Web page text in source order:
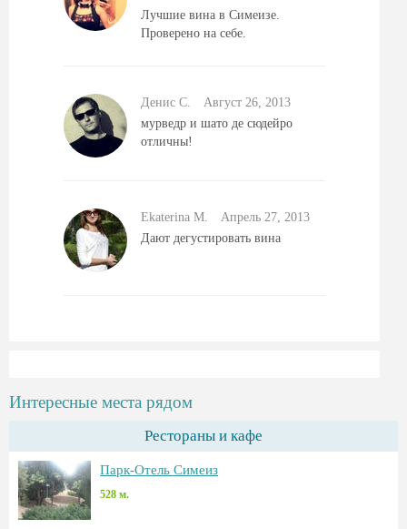
Лучшие вина в Симеизе.
Проверено на себе.
Денис С.
Август 26, 2013
мурведр и шато де сюдейро
отличны!
Ekaterina M.
Aпрель 27, 2013
Дают дегустировать вина
Интересные места рядом
Рестораны и кафе
Парк-Отель Симеиз
528 м.